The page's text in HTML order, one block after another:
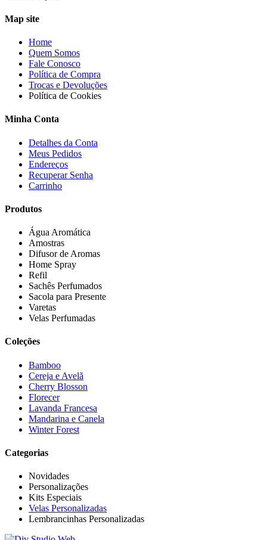
Map site
Home
Quem Somos
Fale Conosco
Política de Compra
Trocas e Devoluções
Política de Cookies
Minha Conta
Detalhes da Conta
Meus Pedidos
Endereços
Recuperar Senha
Carrinho
Produtos
Água Aromática
Amostras
Difusor de Aromas
Home Spray
Refil
Sachês Perfumados
Sacola para Presente
Varetas
Velas Perfumadas
Coleções
Bamboo
Cereja e Avelã
Cherry Blosson
Florecer
Lavanda Francesa
Mandarina e Canela
Winter Forest
Categorias
Novidades
Personalizações
Kits Especiais
Velas Personalizadas
Lembrancinhas Personalizadas